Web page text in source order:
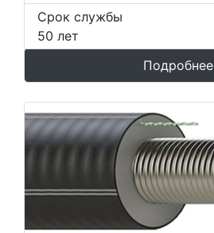
Срок службы
50 лет
Подробнее